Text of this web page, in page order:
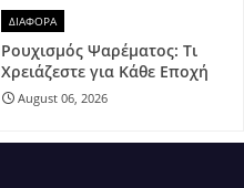
ΔΙΑΦΟΡΑ
Ρουχισμός Ψαρέματος: Τι
Χρειάζεστε για Κάθε Εποχή
August 06, 2026